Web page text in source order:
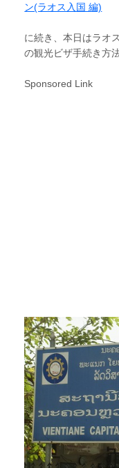
ン(ラオス入国 編)
に続き、本日はラオ
の観光ビザ手続き方
Sponsored Link